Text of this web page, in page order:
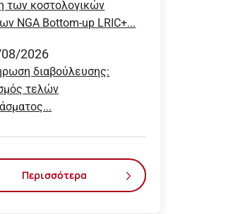
των κοστολογικών
NGA Bottom-up LRIC+...
2026
διαβούλευσης:
τελών
Περισσότερα